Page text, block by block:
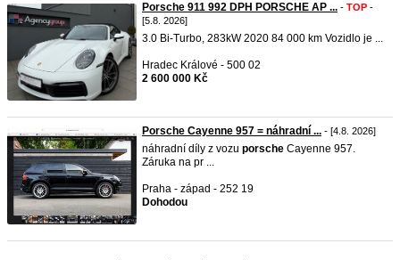
Porsche 911 992 DPH PORSCHE AP ... - TOP -
[5.8. 2026]
3.0 Bi-Turbo, 283kW 2020 84 000 km Vozidlo je ...
Hradec Králové - 500 02
2 600 000 Kč
Porsche Cayenne 957 = náhradní ... - [4.8. 2026]
náhradní díly z vozu porsche Cayenne 957.
Záruka na pr ...
Praha - západ - 252 19
Dohodou